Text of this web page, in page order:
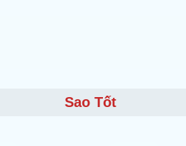
Sao Tốt